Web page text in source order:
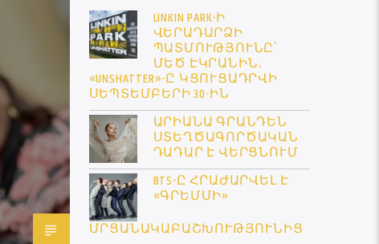
LINKIN PARK-Ի
ՎԵՐԱԴԱՐՁԻ
ՊԱՏՄՈՒԹՅՈՒՆԸ՝
ՄԵԾ ԷԿՐԱՆԻՆ․
«UNSHATTER»-Ը ԿՑՈՒՑԱԴՐՎԻ
ՍԵՊՏԵՄԲԵՐԻ 30-ԻՆ
ԱՐԻԱՆԱ ԳՐԱՆԴԵՆ
ՍՏԵՂԾԱԳՈՐԾԱԿԱՆ
ԴԱԴԱՐ Է ՎԵՐՑՆՈՒՄ
BTS-Ը ՀՐԱԺԱՐՎԵԼ Է
«ԳՐԵՄՄԻ»
ՄՐՑԱՆԱԿԱԲԱՇԽՈՒԹՅՈՒՆԻՑ